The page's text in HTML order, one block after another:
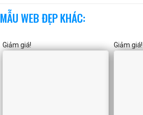
MẪU WEB ĐẸP KHÁC:
Giảm giá! Giảm giá!